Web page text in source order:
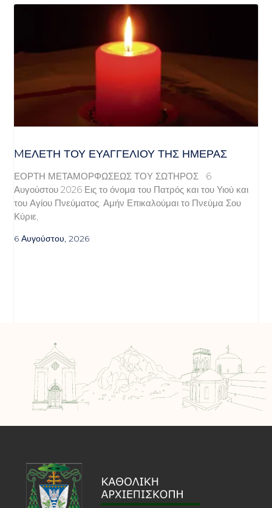
MΕΛΈΤΗ ΤΟΥ ΕΥΑΓΓΕΛΊΟΥ ΤΗΣ ΗΜΈΡΑΣ
ΕΟΡΤΗ ΜΕΤΑΜΟΡΦΩΣΕΩΣ ΤΟΥ ΣΩΤΗΡΟΣ 6
Αυγούστου 2026 Εις το όνομα του Πατρός και του Υιού και
του Αγίου Πνεύματος. Αμήν Επικαλούμαι το Πνεύμα Σου
Κύριε,
6 Αυγούστου, 2026